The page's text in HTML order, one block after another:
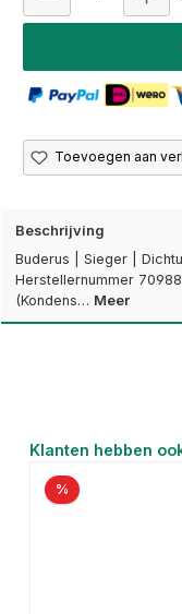
Toevoegen aan
Beschrijving
Buderus | Sieger |
Herstellernummer
(Kondens… Meer
Productgalerij
Klanten hebben
%